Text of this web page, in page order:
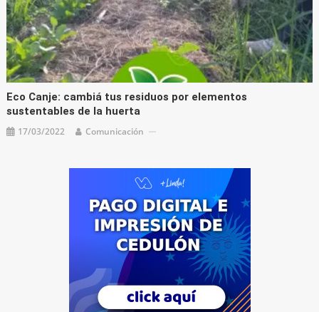
Eco Canje: cambiá tus residuos por elementos
sustentables de la huerta
17/03/2022 Comunicación